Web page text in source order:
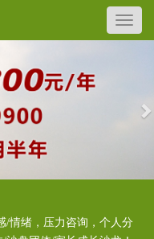
/情绪，压力咨询，个人分